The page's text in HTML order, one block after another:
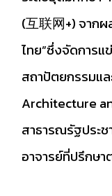
(互联网+) จากผ
ไทย”ซึ่งจัดการแ
สถาปัตยกรรมแล
Architecture
สาธารณรัฐประช
อาจารย์ที่ปรึกษา